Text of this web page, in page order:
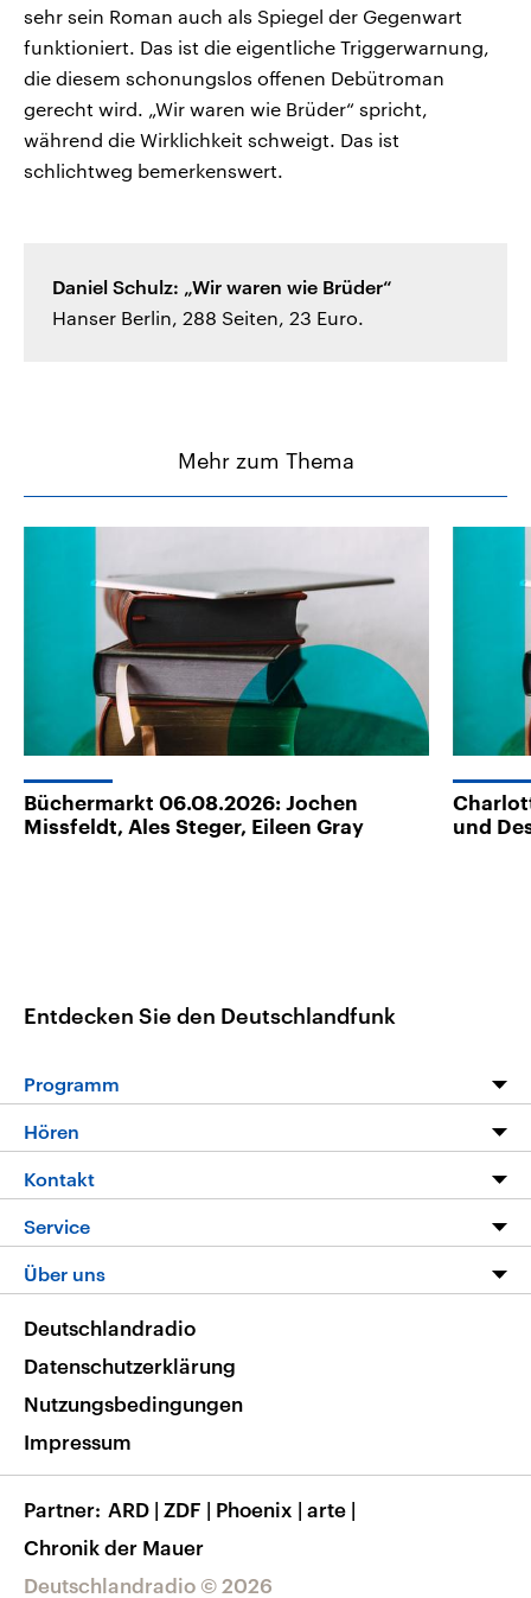
sehr sein Roman auch als Spiegel der Gegenwart
funktioniert. Das ist die eigentliche Triggerwarnung,
die diesem schonungslos offenen Debütroman
gerecht wird. „Wir waren wie Brüder“ spricht,
während die Wirklichkeit schweigt. Das ist
schlichtweg bemerkenswert.
Daniel Schulz: „Wir waren wie Brüder“
Hanser Berlin, 288 Seiten, 23 Euro.
Mehr zum Thema
Büchermarkt 06.08.2026: Jochen
Missfeldt, Ales Steger, Eileen Gray
und
Entdecken Sie den Deutschlandfunk
Programm
Programm
Die Nachrichten
Nachrichtenleicht
Neue Beiträge auf dlf.de
Hören
Livestream
Podcasts
Deutschlandfunk App
Nachrichten App
Frequenzen
Kontakt
Hörerservice
Service
FAQ
Veranstaltungen
Musikliste
RSS
Über uns
Barrierefreiheit
Deutschlandradio © 2026
Deutschlandradio
Datenschutzerklärung
Nutzungsbedingungen
Impressum
Partner ARD | ZDF | Phoenix | arte |
Chronik der Mauer